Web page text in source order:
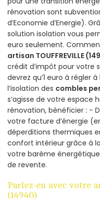
rénovation sont
d’Economie d’Energie).
solution isolation vous
euro seulement.
artisan TOUFFREVILLE
crédit d’impôt pour votre
devrez qu’1 euro à régler
l’isolation des combles
s’agisse de votre espace
rénovation, bénéficier : -
votre facture d’énergie
déperditions thermiques
confort intérieur grâce à
votre barème
de revente.
Parlez-en avec votre
(14940)